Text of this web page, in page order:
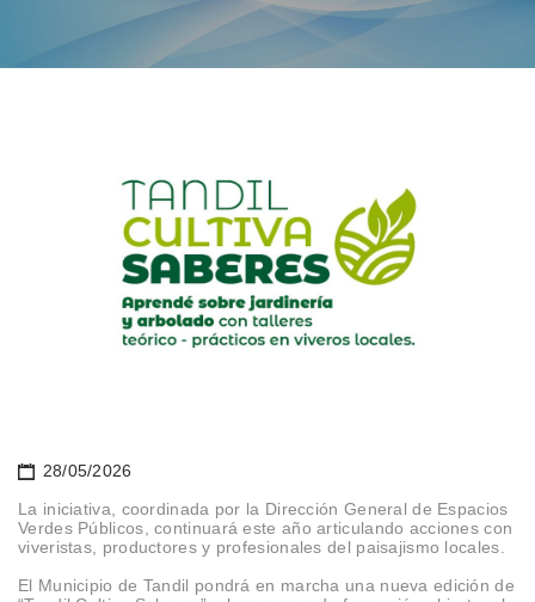
28/05/2026
La iniciativa, coordinada por la Dirección General de Espacios
Verdes Públicos, continuará este año articulando acciones con
viveristas, productores y profesionales del paisajismo locales.
El Municipio de Tandil pondrá en marcha una nueva edición de